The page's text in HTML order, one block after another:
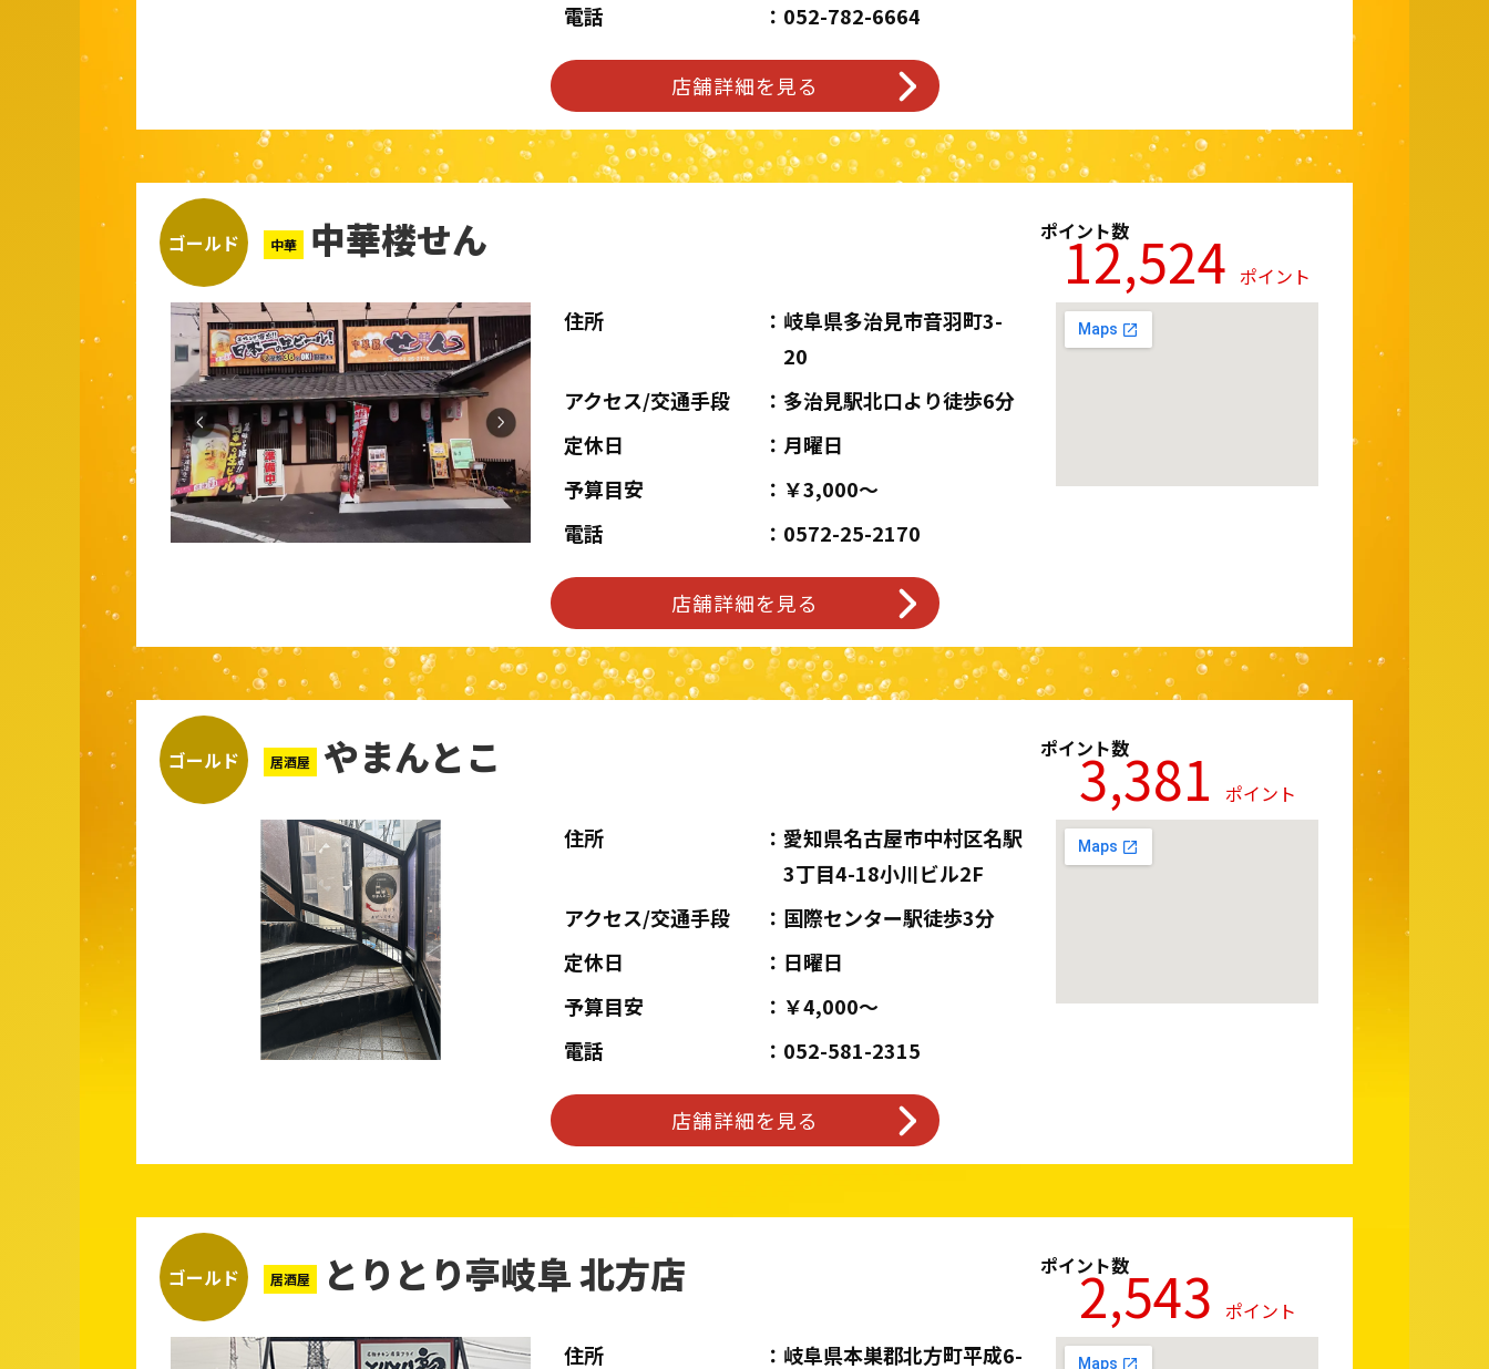
電話
052-782-6664
店舗詳細を見る
ゴールド 中華 中華楼せん ポイント数
12,524 ポイント
住所
岐阜県多治見市音羽町3-
20
アクセス/交通手段
多治見駅北口より徒歩6分
定休日
月曜日
予算目安
￥3,000～
電話
0572-25-2170
店舗詳細を見る
ゴールド 居酒屋 やまんとこ ポイント数
3,381 ポイント
住所
愛知県名古屋市中村区名駅
3丁目4-18小川ビル2F
アクセス/交通手段
国際センター駅徒歩3分
定休日
日曜日
予算目安
￥4,000～
電話
052-581-2315
店舗詳細を見る
ゴールド 居酒屋 とりとり亭岐阜 北方店 ポイント数
2,543 ポイント
住所
岐阜県本巣郡北方町平成6-